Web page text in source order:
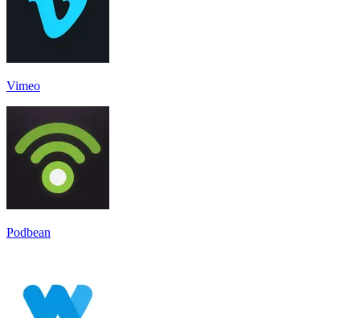
Vimeo
Podbean